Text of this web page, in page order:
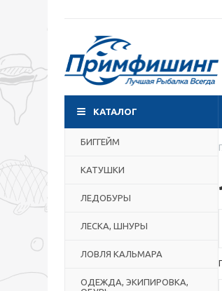
КАТАЛОГ
БИГГЕЙМ
КАТУШКИ
ЛЕДОБУРЫ
ЛЕСКА, ШНУРЫ
ЛОВЛЯ КАЛЬМАРА
ОДЕЖДА, ЭКИПИРОВКА,